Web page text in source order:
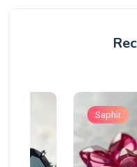
Saphir